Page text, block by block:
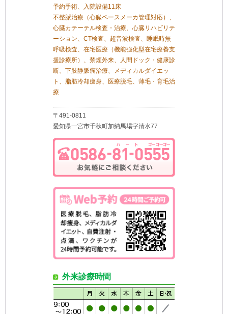
予約手術、入院設備11床
不整脈治療（心臓ペースメーカ管理対応）、
心臓カテーテル検査・治療、心臓リハビリテ
ーション、CT検査、超音波検査、睡眠時無
呼吸検査、在宅医療（機能強化型在宅療養支
援診療所）、禁煙外来、人間ドック・健康診
断、下肢静脈瘤治療、メディカルダイエッ
ト、脂肪冷却痩身、医療脱毛、薄毛・育毛治
療
〒491-0811
愛知県一宮市千秋町加納馬場字清水77
外来診療時間